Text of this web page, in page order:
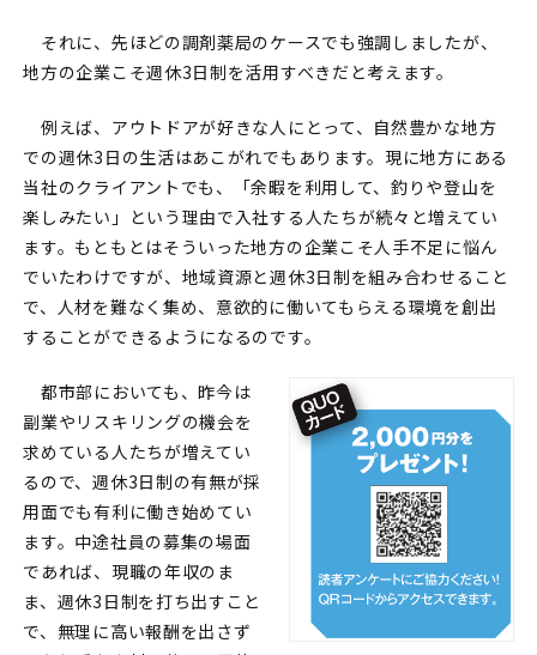
それに、先ほどの調剤薬局のケースでも強調しましたが、
地方の企業こそ週休3日制を活用すべきだと考えます。
例えば、アウトドアが好きな人にとって、自然豊かな地方
での週休3日の生活はあこがれでもあります。現に地方にある
当社のクライアントでも、「余暇を利用して、釣りや登山を
楽しみたい」という理由で入社する人たちが続々と増えてい
ます。もともとはそういった地方の企業こそ人手不足に悩ん
でいたわけですが、地域資源と週休3日制を組み合わせること
で、人材を難なく集め、意欲的に働いてもらえる環境を創出
することができるようになるのです。
都市部においても、昨今は
副業やリスキリングの機会を
求めている人たちが増えてい
るので、週休3日制の有無が採
用面でも有利に働き始めてい
ます。中途社員の募集の場面
であれば、現職の年収のま
ま、週休3日制を打ち出すこと
で、無理に高い報酬を出さず